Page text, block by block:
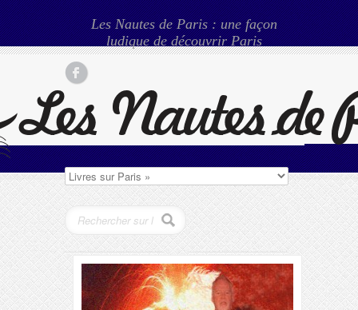
Les Nautes de Paris : une façon
ludique de découvrir Paris